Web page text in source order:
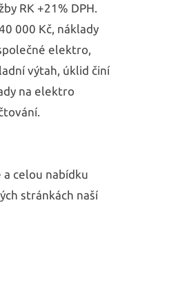
RK +21% DPH.
000 Kč, náklady
elektro,
výtah, úklid činí
na elektro
celou nabídku
stránkách naší